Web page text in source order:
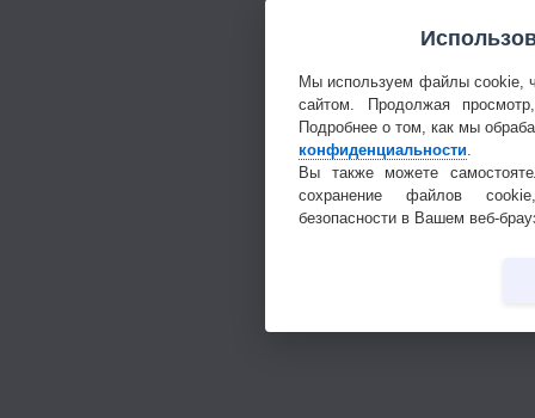
Мы используем файлы cookie,
сайтом. Продолжая
Подробнее о том, как мы
конфиденциальности.
Вы также можете
сохранение файлов
безопасности в Вашем веб-